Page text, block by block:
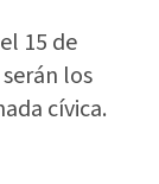
15 de
los
cívica.